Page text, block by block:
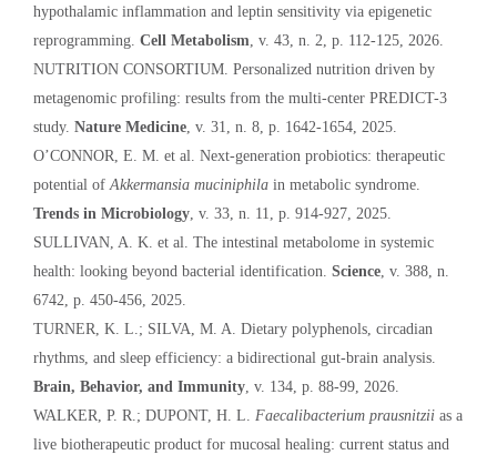
hypothalamic inflammation and leptin sensitivity via epigenetic
reprogramming. Cell Metabolism , v. 43, n. 2, p. 112-125, 2026.
NUTRITION CONSORTIUM. Personalized nutrition driven by
metagenomic profiling: results from the multi-center PREDICT-3
study. Nature Medicine , v. 31, n. 8, p. 1642-1654, 2025.
O’CONNOR, E. M. et al. Next-generation probiotics: therapeutic
potential of Akkermansia muciniphila in metabolic syndrome.
Trends in Microbiology , v. 33, n. 11, p. 914-927, 2025.
SULLIVAN, A. K. et al. The intestinal metabolome in systemic
health: looking beyond bacterial identification. Science , v. 388, n.
6742, p. 450-456, 2025.
TURNER, K. L.; SILVA, M. A. Dietary polyphenols, circadian
rhythms, and sleep efficiency: a bidirectional gut-brain analysis.
Brain, Behavior, and Immunity , v. 134, p. 88-99, 2026.
WALKER, P. R.; DUPONT, H. L. Faecalibacterium prausnitzii as a
live biotherapeutic product for mucosal healing: current status and